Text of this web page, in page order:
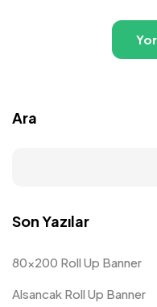
Ara
Son Yazılar
80×200 Roll Up Banner
Alsancak Roll Up Banner